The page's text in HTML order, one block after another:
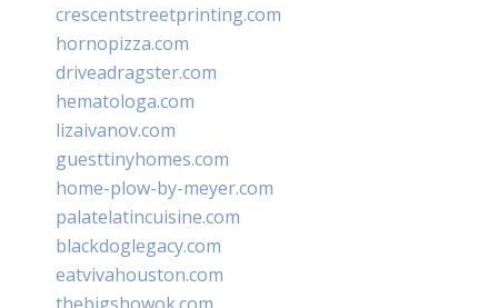
crescentstreetprinting.com
hornopizza.com
driveadragster.com
hematologa.com
lizaivanov.com
guesttinyhomes.com
home-plow-by-meyer.com
palatelatincuisine.com
blackdoglegacy.com
eatvivahouston.com